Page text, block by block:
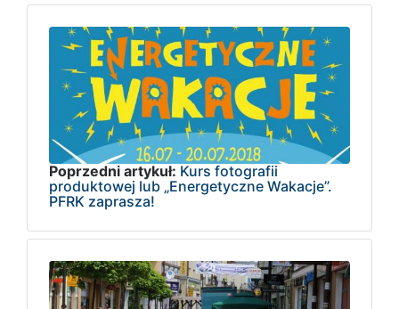
Poprzedni artykuł: Kurs fotografii
produktowej lub „Energetyczne Wakacje”.
PFRK zaprasza!